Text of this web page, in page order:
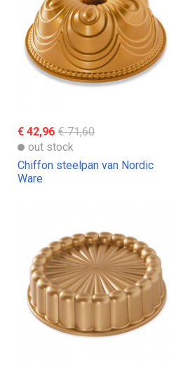
€ 42,96 € 71,60
out stock
Chiffon steelpan van Nordic
Ware